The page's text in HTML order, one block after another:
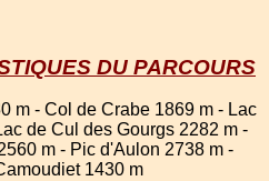
DU PARCOURS
m - Col de Crabe 1869 m - Lac
de Cul des Gourgs 2282 m -
m - Pic d'Aulon 2738 m -
1430 m